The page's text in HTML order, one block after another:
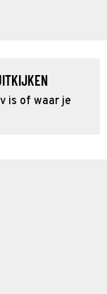
is of waar je